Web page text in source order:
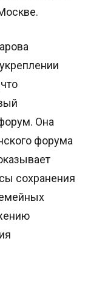
Она
форума
сохранения